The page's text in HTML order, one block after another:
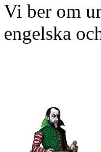
Vi ber om
engelska